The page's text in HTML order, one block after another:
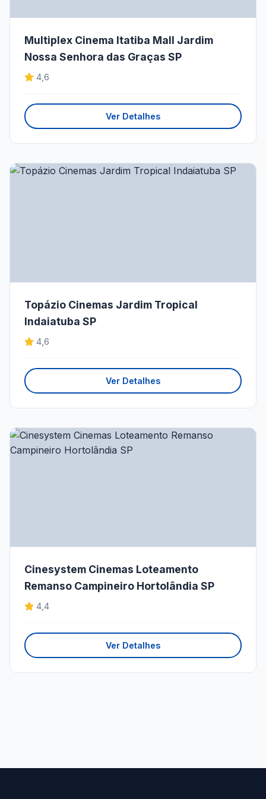
Multiplex Cinema Itatiba Mall Jardim
Nossa Senhora das Graças SP
4,6
Ver Detalhes
Topázio Cinemas Jardim Tropical
Indaiatuba SP
4,6
Ver Detalhes
Cinesystem Cinemas Loteamento
Remanso Campineiro Hortolândia SP
4,4
Ver Detalhes